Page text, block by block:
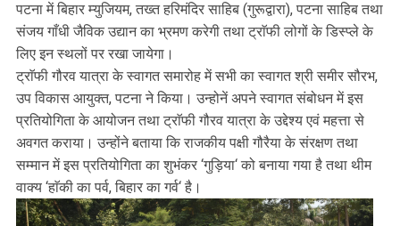
पटना में बिहार म्युजियम, तख्त हरिमंदिर साहिब (गुरूद्वारा), पटना साहिब तथा
संजय गाँधी जैविक उद्यान का भ्रमण करेगी तथा ट्राॅफी लोगों के डिस्प्ले के
लिए इन स्थलों पर रखा जायेगा।
ट्राॅफी गौरव यात्रा के स्वागत समारोह में सभी का स्वागत श्री समीर सौरभ,
उप विकास आयुक्त, पटना ने किया। उन्होनें अपने स्वागत संबोधन में इस
प्रतियोगिता के आयोजन तथा ट्राॅफी गौरव यात्रा के उद्देश्य एवं महत्ता से
अवगत कराया। उन्होंने बताया कि राजकीय पक्षी गौरैया के संरक्षण तथा
सम्मान में इस प्रतियोगिता का शुभंकर ‘गुड़िया‘ को बनाया गया है तथा थीम
वाक्य ‘हाॅकी का पर्व, बिहार का गर्व‘ है।